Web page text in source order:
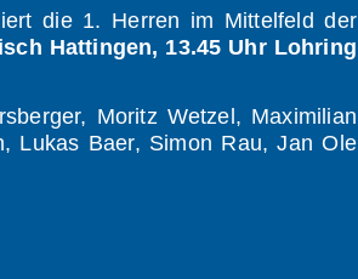
die 1. Herren im Mittelfeld der
Hattingen, 13.45 Uhr Lohring
Moritz Wetzel, Maximilian
Lukas Baer, Simon Rau, Jan Ole